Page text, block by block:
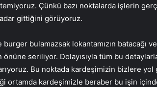
Çünkü bazı noktalarda işlerin
gittiğini görüyoruz.
bulamazsak lokantamızın batacağı ve
seriliyor. Dolayısıyla tüm bu
Bu noktada kardeşimizin bizlere
ortamda kardeşimizle beraber bu işin